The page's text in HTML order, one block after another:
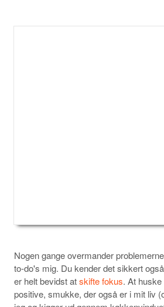
Nogen gange overmander
to-do's mig. Du kender det sikkert
er helt bevidst atskifte fokus. At
positive, smukke, der også er i mit liv